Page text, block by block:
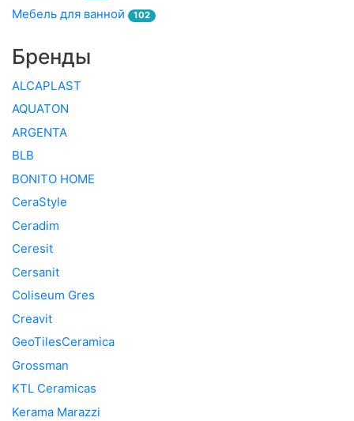
Мебель для ванной 102
Бренды
ALCAPLAST
AQUATON
ARGENTA
BLB
BONITO HOME
CeraStyle
Ceradim
Ceresit
Cersanit
Coliseum Gres
Creavit
GeoTilesCeramica
Grossman
KTL Ceramicas
Kerama Marazzi